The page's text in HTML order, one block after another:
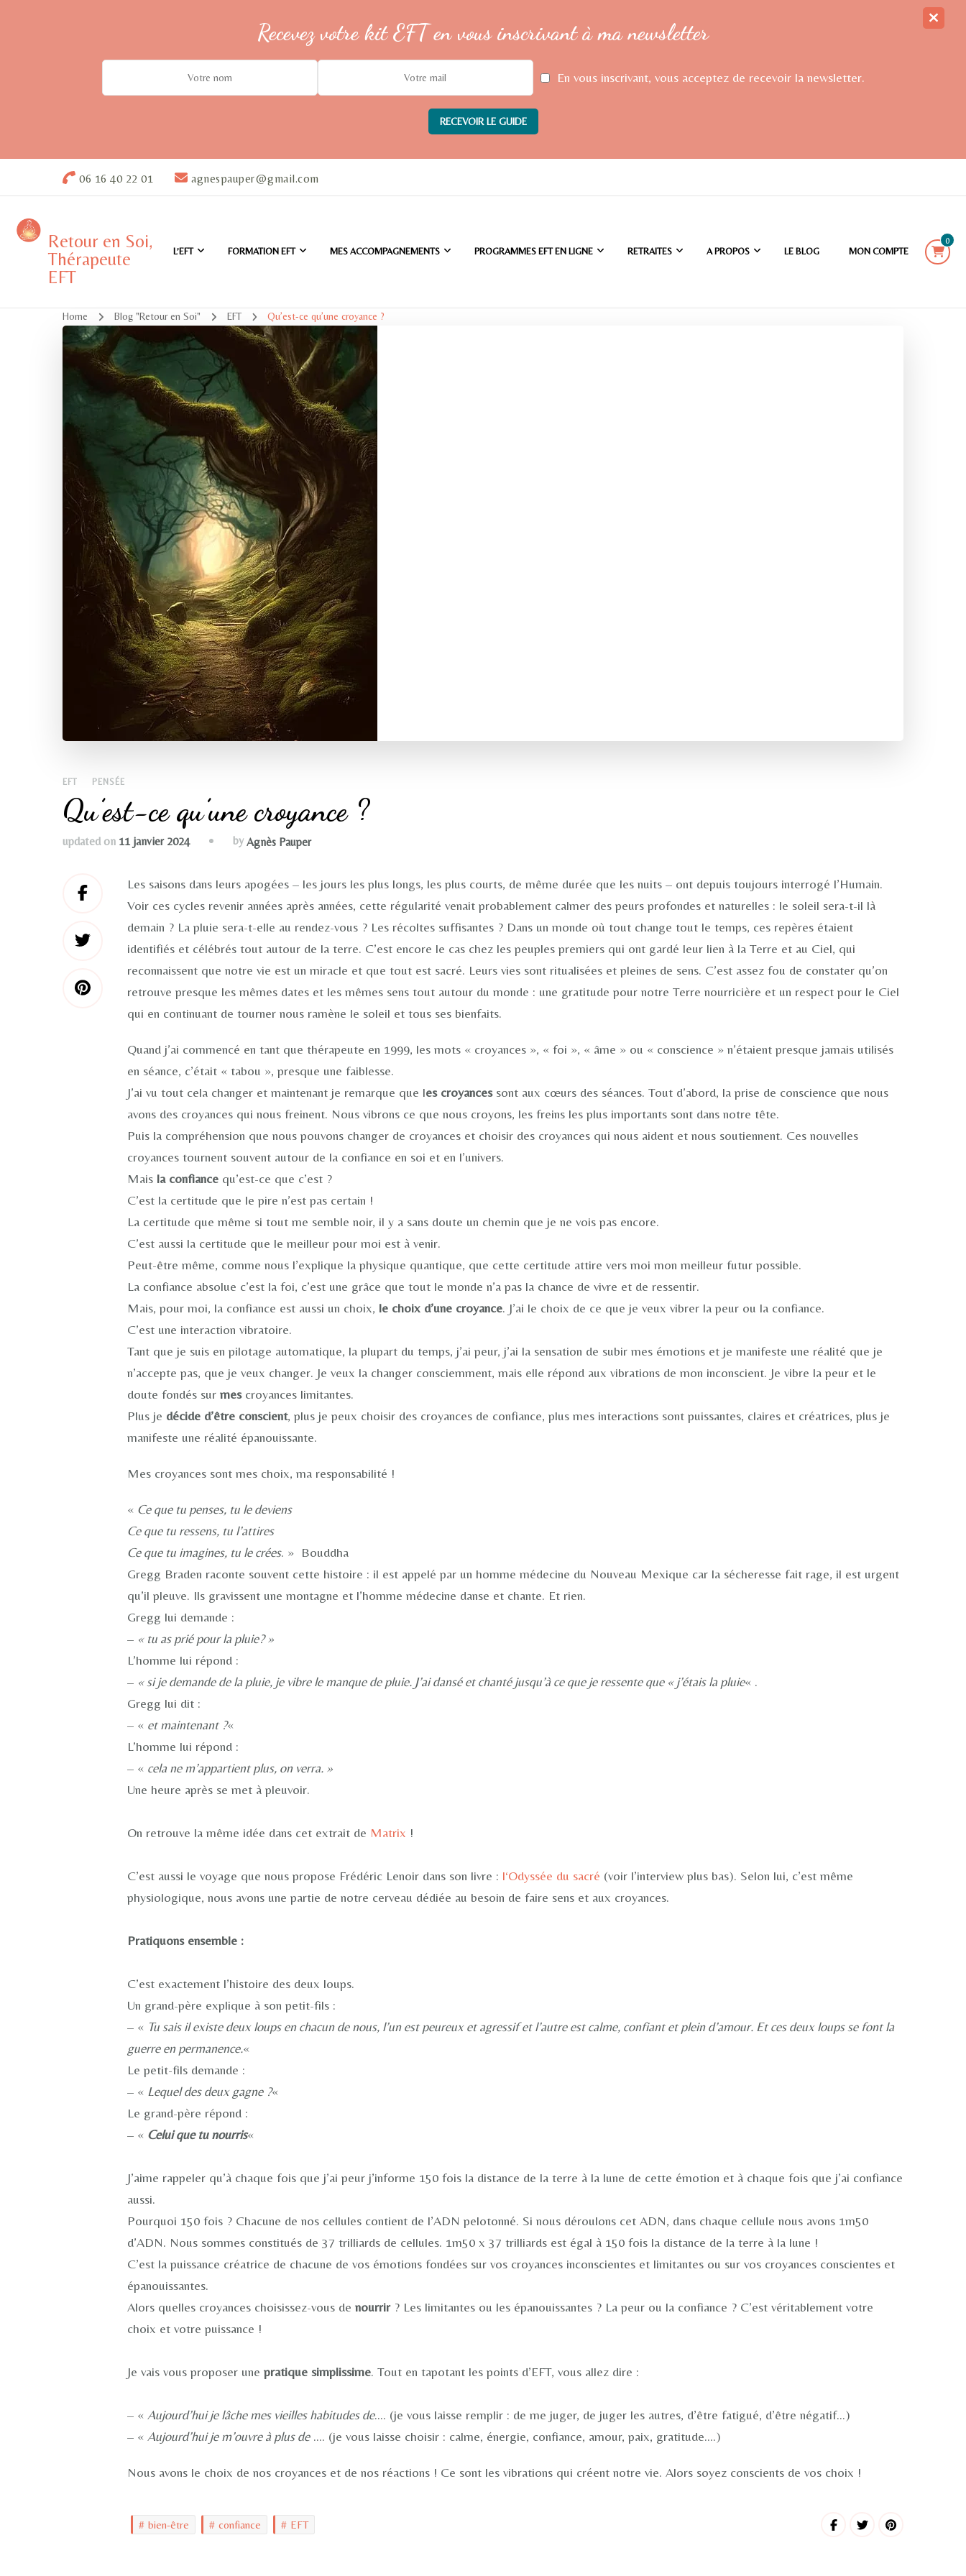
Recevez votre kit EFT en vous inscrivant à ma newsletter
En vous inscrivant, vous acceptez de recevoir la newsletter.
06 16 40 22 01 agnespauper@gmail.com
Retour en Soi,
Thérapeute
EFT
L’EFT FORMATION EFT MES ACCOMPAGNEMENTS PROGRAMMES EFT EN LIGNE RETRAITES A PROPOS LE BLOG MON COMPTE
0
Home Blog "Retour en Soi" EFT Qu’est-ce qu’une croyance ?
EFT PENSÉE
Qu’est-ce qu’une croyance ?
updated on 11 janvier 2024 by Agnès Pauper
Les saisons dans leurs apogées – les jours les plus longs, les plus courts, de même durée que les nuits – ont depuis toujours interrogé l’Humain.
Voir ces cycles revenir années après années, cette régularité venait probablement calmer des peurs profondes et naturelles : le soleil sera-t-il là
demain ? La pluie sera-t-elle au rendez-vous ? Les récoltes suffisantes ? Dans un monde où tout change tout le temps, ces repères étaient
identifiés et célébrés tout autour de la terre. C’est encore le cas chez les peuples premiers qui ont gardé leur lien à la Terre et au Ciel, qui
reconnaissent que notre vie est un miracle et que tout est sacré. Leurs vies sont ritualisées et pleines de sens. C’est assez fou de constater qu’on
retrouve presque les mêmes dates et les mêmes sens tout autour du monde : une gratitude pour notre Terre nourricière et un respect pour le Ciel
qui en continuant de tourner nous ramène le soleil et tous ses bienfaits.
Quand j’ai commencé en tant que thérapeute en 1999, les mots « croyances », « foi », « âme » ou « conscience » n’étaient presque jamais utilisés
en séance, c’était « tabou », presque une faiblesse.
J’ai vu tout cela changer et maintenant je remarque que les croyancessont aux cœurs des séances. Tout d’abord, la prise de conscience que nous
avons des croyances qui nous freinent. Nous vibrons ce que nous croyons, les freins les plus importants sont dans notre tête.
Puis la compréhension que nous pouvons changer de croyances et choisir des croyances qui nous aident et nous soutiennent. Ces nouvelles
croyances tournent souvent autour de la confiance en soi et en l’univers.
Mais la confiance qu’est-ce que c’est ?
C’est la certitude que le pire n’est pas certain !
La certitude que même si tout me semble noir, il y a sans doute un chemin que je ne vois pas encore.
C’est aussi la certitude que le meilleur pour moi est à venir.
Peut-être même, comme nous l’explique la physique quantique, que cette certitude attire vers moi mon meilleur futur possible.
La confiance absolue c’est la foi, c’est une grâce que tout le monde n’a pas la chance de vivre et de ressentir.
Mais, pour moi, la confiance est aussi un choix, le choix d’une croyance. J’ai le choix de ce que je veux vibrer la peur ou la confiance.
C’est une interaction vibratoire.
Tant que je suis en pilotage automatique, la plupart du temps, j’ai peur, j’ai la sensation de subir mes émotions et je manifeste une réalité que je
n’accepte pas, que je veux changer. Je veux la changer consciemment, mais elle répond aux vibrations de mon inconscient. Je vibre la peur et le
doute fondés sur mes croyances limitantes.
Plus je décide d’être conscient, plus je peux choisir des croyances de confiance, plus mes interactions sont puissantes, claires et créatrices, plus je
manifeste une réalité épanouissante.
Mes croyances sont mes choix, ma responsabilité !
« Ce que tu penses, tu le deviens
Ce que tu ressens, tu l’attires
Ce que tu imagines, tu le crées. » Bouddha
Gregg Braden raconte souvent cette histoire : il est appelé par un homme médecine du Nouveau Mexique car la sécheresse fait rage, il est urgent
qu’il pleuve. Ils gravissent une montagne et l’homme médecine danse et chante. Et rien.
Gregg lui demande :
– « tu as prié pour la pluie? »
L’homme lui répond :
– « si je demande de la pluie, je vibre le manque de pluie. J’ai dansé et chanté jusqu’à ce que je ressente que « j’étais la pluie« .
Gregg lui dit :
– « et maintenant ?«
L’homme lui répond :
– « cela ne m’appartient plus, on verra. »
Une heure après se met à pleuvoir.
On retrouve la même idée dans cet extrait de Matrix !
C’est aussi le voyage que nous propose Frédéric Lenoir dans son livre : l‘Odyssée du sacré (voir l’interview plus bas). Selon lui, c’est même
physiologique, nous avons une partie de notre cerveau dédiée au besoin de faire sens et aux croyances.
Pratiquons ensemble :
C’est exactement l’histoire des deux loups.
Un grand-père explique à son petit-fils :
– « Tu sais il existe deux loups en chacun de nous, l’un est peureux et agressif et l’autre est calme, confiant et plein d’amour. Et ces deux loups se font la
guerre en permanence.«
Le petit-fils demande :
– « Lequel des deux gagne ?«
Le grand-père répond :
– « Celui que tu nourris«
J’aime rappeler qu’à chaque fois que j’ai peur j’informe 150 fois la distance de la terre à la lune de cette émotion et à chaque fois que j’ai confiance
aussi.
Pourquoi 150 fois ? Chacune de nos cellules contient de l’ADN pelotonné. Si nous déroulons cet ADN, dans chaque cellule nous avons 1m50
d’ADN. Nous sommes constitués de 37 trilliards de cellules. 1m50 x 37 trilliards est égal à 150 fois la distance de la terre à la lune !
C’est la puissance créatrice de chacune de vos émotions fondées sur vos croyances inconscientes et limitantes ou sur vos croyances conscientes et
épanouissantes.
Alors quelles croyances choisissez-vous de nourrir ? Les limitantes ou les épanouissantes ? La peur ou la confiance ? C’est véritablement votre
choix et votre puissance !
Je vais vous proposer une pratique simplissime. Tout en tapotant les points d’EFT, vous allez dire :
– « Aujourd’hui je lâche mes vieilles habitudes de…. (je vous laisse remplir : de me juger, de juger les autres, d’être fatigué, d’être négatif…)
– « Aujourd’hui je m’ouvre à plus de…. (je vous laisse choisir : calme, énergie, confiance, amour, paix, gratitude….)
Nous avons le choix de nos croyances et de nos réactions ! Ce sont les vibrations qui créent notre vie. Alors soyez conscients de vos choix !
bien-être confiance EFT